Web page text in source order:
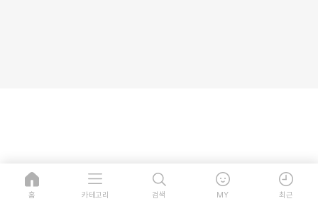
홈 카테고리 검색 MY 최근